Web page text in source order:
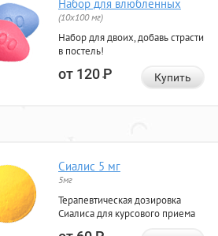
Набор для влюбленных
(10х100 мг)
Набор для двоих, добавь страсти
в постель!
от 120Р Купить
Сиалис 5 мг
5мг
Терапевтическая дозировка
Сиалиса для курсового приема